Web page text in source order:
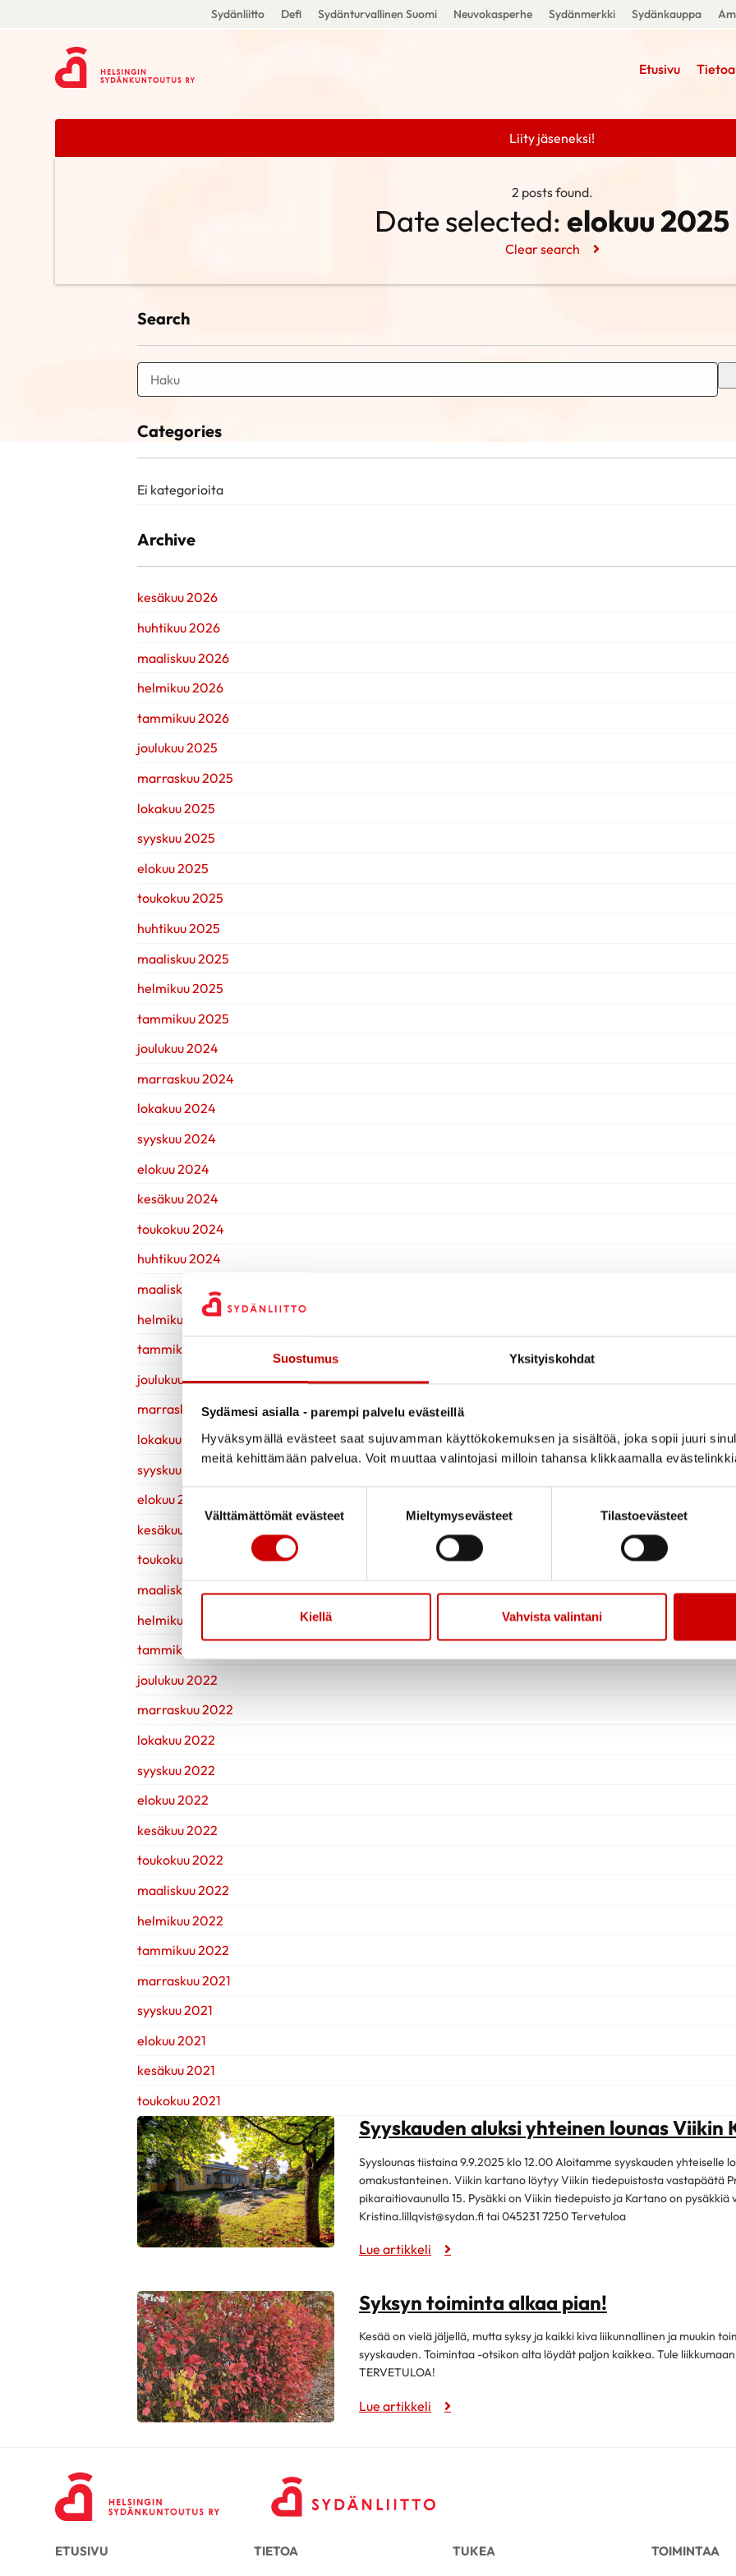
Suostumus Yksityiskohdat
Sydämesi asialla - parempi palvelu evästeillä
Hyväksymällä evästeet saat sujuvamman käyttökokemuksen ja sisältöä, joka sopii juuri
meitä kehittämään palvelua. Voit muuttaa valintojasi milloin tahansa klikkaamalla
Suostumuksen valinta
Välttämättömät evästeet
Mieltymysevästeet Tilastoevästeet
Kiellä Vahvista valintani
Sydänliitto Defi Sydänturvallinen Suomi Neuvokasperhe Sydänmerkki Sydänkauppa
Etusivu Tietoa
Liity jäseneksi!
2 posts found.
Date selected: elokuu 2025
Clear search
Search
Categories
Ei kategorioita
Archive
kesäkuu 2026
huhtikuu 2026
maaliskuu 2026
helmikuu 2026
tammikuu 2026
joulukuu 2025
marraskuu 2025
lokakuu 2025
syyskuu 2025
elokuu 2025
toukokuu 2025
huhtikuu 2025
maaliskuu 2025
helmikuu 2025
tammikuu 2025
joulukuu 2024
marraskuu 2024
lokakuu 2024
syyskuu 2024
elokuu 2024
kesäkuu 2024
toukokuu 2024
huhtikuu 2024
maaliskuu 2024
helmikuu 2024
tammikuu 2024
joulukuu 2023
marraskuu 2023
lokakuu 2023
syyskuu 2023
elokuu 2023
kesäkuu 2023
toukokuu 2023
maaliskuu 2023
helmikuu 2023
tammikuu 2023
joulukuu 2022
marraskuu 2022
lokakuu 2022
syyskuu 2022
elokuu 2022
kesäkuu 2022
toukokuu 2022
maaliskuu 2022
helmikuu 2022
tammikuu 2022
marraskuu 2021
syyskuu 2021
elokuu 2021
kesäkuu 2021
toukokuu 2021
Syyskauden aluksi yhteinen lounas Viikin
Syyslounas tiistaina 9.9.2025 klo 12.00 Aloitamme syyskauden yhteiselle
omakustanteinen. Viikin kartano löytyy Viikin tiedepuistosta vastapäätä
pikaraitiovaunulla 15. Pysäkki on Viikin tiedepuisto ja Kartano on
Kristina.lillqvist@sydan.fi tai 045231 7250 Tervetuloa
Lue artikkeli
Syksyn toiminta alkaa pian!
Kesää on vielä jäljellä, mutta syksy ja kaikki kiva liikunnallinen ja muukin
syyskauden. Toimintaa -otsikon alta löydät paljon kaikkea. Tule
TERVETULOA!
Lue artikkeli
ETUSIVU TIETOA TUKEA TOIMINTAA